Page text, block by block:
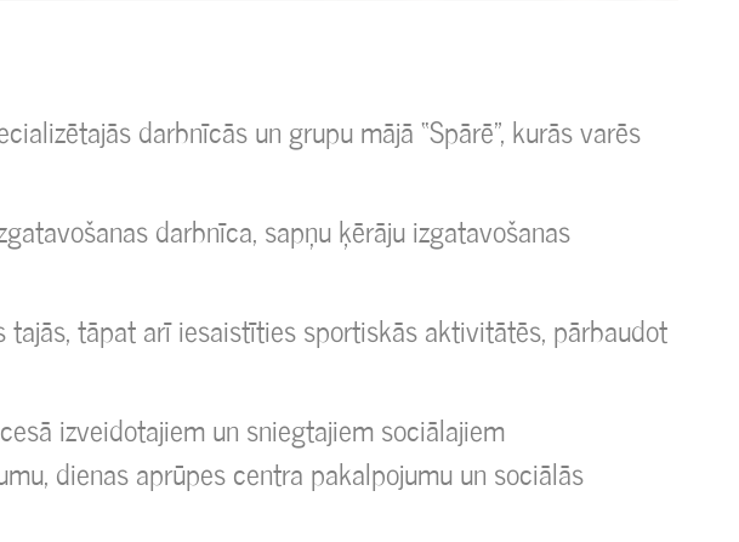
darbnīcās un grupu mājā “Spārē”, kurās varēs
darbnīca, sapņu ķērāju izgatavošanas
tāpat arī iesaistīties sportiskās aktivitātēs, pārbaudot
izveidotajiem un sniegtajiem sociālajiem
dienas aprūpes centra pakalpojumu un sociālās